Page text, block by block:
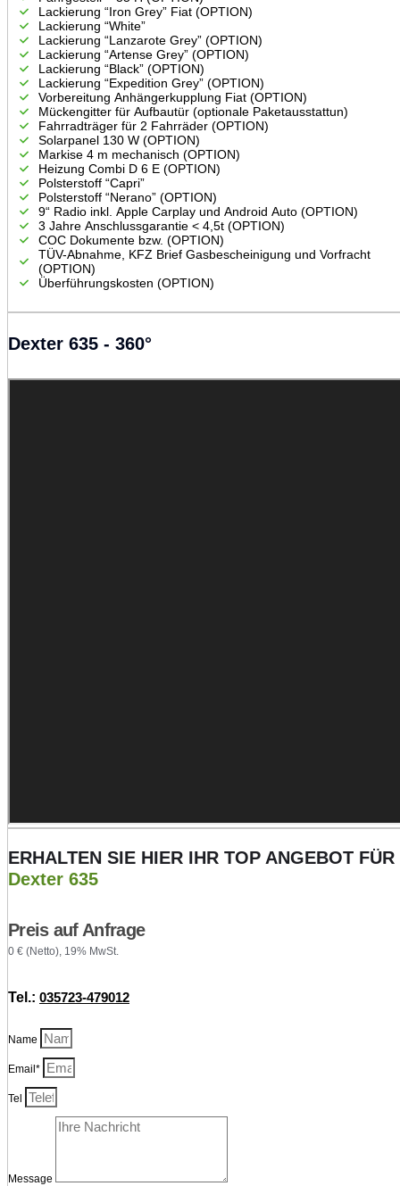
Lackierung “Iron Grey” Fiat (OPTION)
Lackierung “White”
Lackierung “Lanzarote Grey” (OPTION)
Lackierung “Artense Grey” (OPTION)
Lackierung “Black” (OPTION)
Lackierung “Expedition Grey” (OPTION)
Vorbereitung Anhängerkupplung Fiat (OPTION)
Mückengitter für Aufbautür (optionale Paketausstattun)
Fahrradträger für 2 Fahrräder (OPTION)
Solarpanel 130 W (OPTION)
Markise 4 m mechanisch (OPTION)
Heizung Combi D 6 E (OPTION)
Polsterstoff “Capri”
Polsterstoff “Nerano” (OPTION)
9“ Radio inkl. Apple Carplay und Android Auto (OPTION)
3 Jahre Anschlussgarantie < 4,5t (OPTION)
COC Dokumente bzw. (OPTION)
TÜV-Abnahme, KFZ Brief Gasbescheinigung und Vorfracht
(OPTION)
Überführungskosten (OPTION)
Dexter 635 - 360°
ERHALTEN SIE HIER IHR TOP ANGEBOT FÜR
Dexter 635
Preis auf Anfrage
0 € (Netto), 19% MwSt.
Tel.: 035723-479012
Name
Email*
Tel
Message